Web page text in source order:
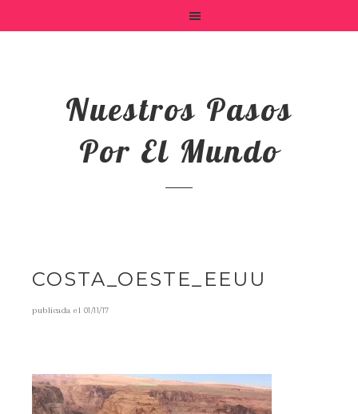
Nuestros Pasos
Por El Mundo
COSTA_OESTE_EEUU
publicada el 01/11/17